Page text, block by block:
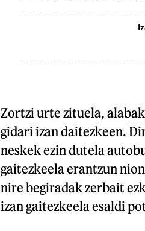
Zortzi urte zituela,
gidari izan daitezkeen.
neskek ezin dutela
gaitezkeela erantzun
nire begiradak zerbait
izan gaitezkeela esaldi